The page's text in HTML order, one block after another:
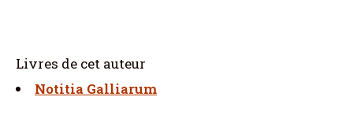
Livres de cet auteur
Notitia Galliarum